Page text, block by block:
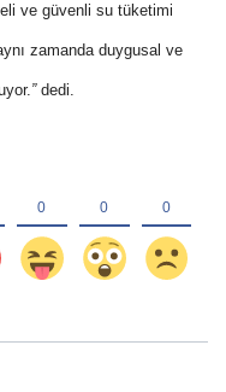
ve güvenli su tüketimi
zamanda duygusal ve
”dedi.